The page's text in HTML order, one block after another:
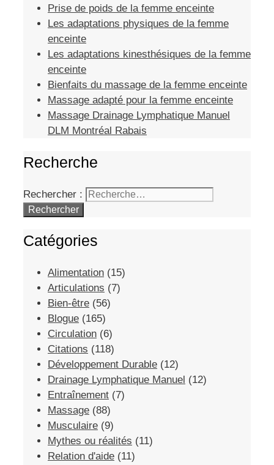
Prise de poids de la femme enceinte
Les adaptations physiques de la femme
enceinte
Les adaptations kinesthésiques de la femme
enceinte
Bienfaits du massage de la femme enceinte
Massage adapté pour la femme enceinte
Massage Drainage Lymphatique Manuel
DLM Montréal Rabais
Recherche
Rechercher :
Catégories
Alimentation (15)
Articulations (7)
Bien-être (56)
Blogue (165)
Circulation (6)
Citations (118)
Développement Durable (12)
Drainage Lymphatique Manuel (12)
Entraînement (7)
Massage (88)
Musculaire (9)
Mythes ou réalités (11)
Relation d'aide (11)